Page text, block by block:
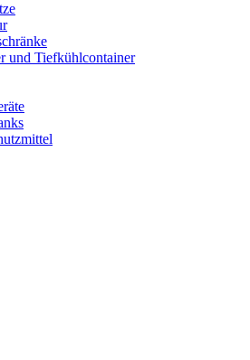
und Tiefkühlcontainer